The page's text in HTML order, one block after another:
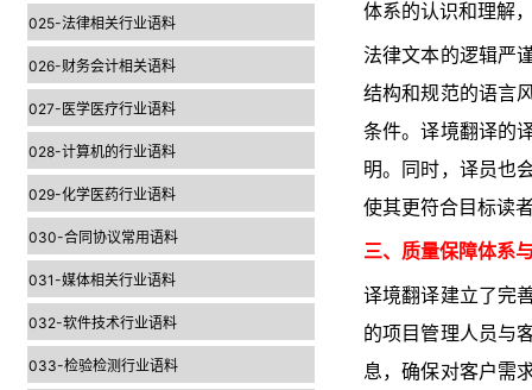
025-法律相关行业语料
026-财务会计相关语料
027-医学医疗行业语料
028-计算机的行业语料
029-化学医药行业语料
030-合同协议常用语料
031-媒体相关行业语料
032-软件技术行业语料
033-检验检测行业语料
体系的认识和理解
法律文本的逻辑严
结构和规范的语言
条件。译境翻译的
明。同时，译员也
使其更符合目标读
三、质量保障体系
译境翻译建立了完
的项目管理人员与
息，确保对客户需